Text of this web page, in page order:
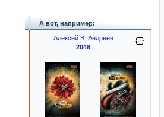
А вот, например:
Алексей В. Андреев
2048